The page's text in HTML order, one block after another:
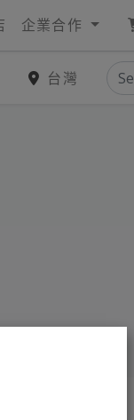
企業合作
台灣